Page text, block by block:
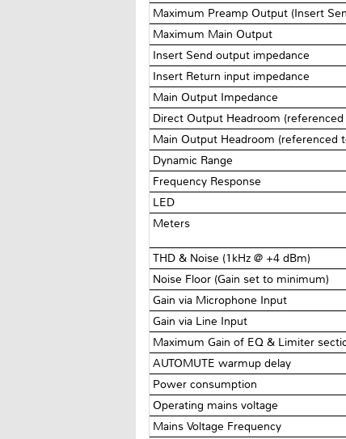
Maximum Preamp Output (Insert
Maximum Main Output
Insert Send output impedance
Insert Return input impedance
Main Output Impedance
Direct Output Headroom
Main Output Headroom (referenced
Dynamic Range
Frequency Response
LED
Meters
THD & Noise (1kHz @ +4 dBm)
Noise Floor (Gain set to minimum)
Gain via Microphone Input
Gain via Line Input
Maximum Gain of EQ & Limiter
AUTOMUTE warmup delay
Power consumption
Operating mains voltage
Mains Voltage Frequency